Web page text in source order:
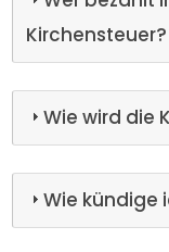
Kirchensteuer?
Wie wird die
Wie kündige